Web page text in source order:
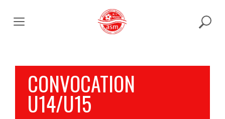
content
CONVOCATION
U14/U15